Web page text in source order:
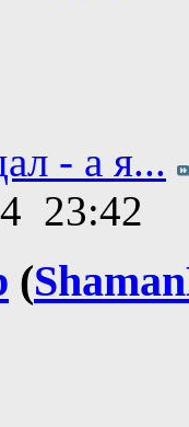
- а я...
23:42
(